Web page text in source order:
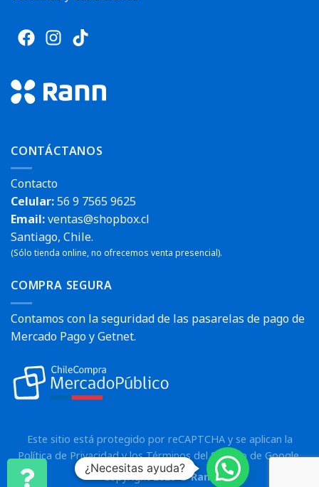
CONTÁCTANOS
Contacto
Celular:56 9 7565 9625
Email:ventas@shopbox.cl
Santiago, Chile.
(Sólo tienda online, no ofrecemos venta presencial).
COMPRA SEGURA
Contamos con la seguridad de las pasarelas de pago de
Mercado Pago y Getnet.
Este sitio está protegido por reCAPTCHA y se aplican la
Política de Privacidady losTérminos del Servicio de Google.
Copyright 2026 ©Rann
¿Necesitas ayuda?